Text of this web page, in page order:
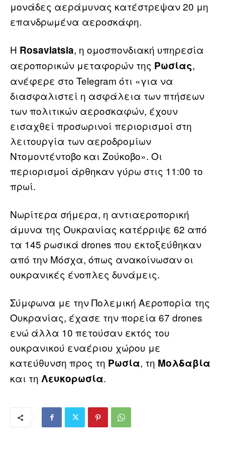
μονάδες αεράμυνας κατέστρεψαν 20 μη
επανδρωμένα αεροσκάφη.
Η Rosaviatsia, η ομοσπονδιακή υπηρεσία
αεροπορικών μεταφορών της Ρωσίας,
ανέφερε στο Telegram ότι «για να
διασφαλιστεί η ασφάλεια των πτήσεων
των πολιτικών αεροσκαφών, έχουν
εισαχθεί προσωρινοί περιορισμοί στη
λειτουργία των αεροδρομίων
Ντομοντέντοβο και Ζούκοβο». Οι
περιορισμοί άρθηκαν γύρω στις 11:00 το
πρωί.
Νωρίτερα σήμερα, η αντιαεροπορική
άμυνα της Ουκρανίας κατέρριψε 62 από
τα 145 ρωσικά drones που εκτοξεύθηκαν
από την Μόσχα, όπως ανακοίνωσαν οι
ουκρανικές ένοπλες δυνάμεις.
Σύμφωνα με την Πολεμική Αεροπορία της
Ουκρανίας, έχασε την πορεία 67 drones
ενώ άλλα 10 πετούσαν εκτός του
ουκρανικού εναέριου χώρου με
κατεύθυνση προς τη Ρωσία, τη Μολδαβία
και τη Λευκορωσία.